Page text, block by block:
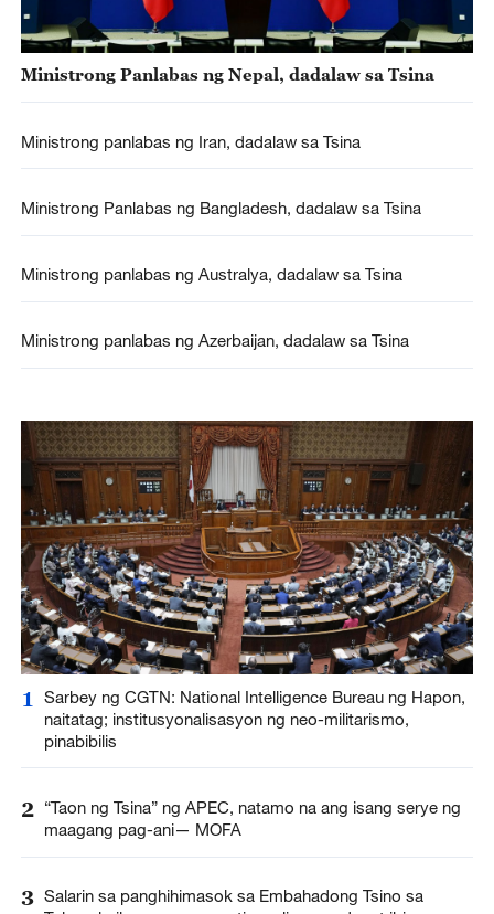
Ministrong Panlabas ng Nepal, dadalaw sa Tsina
Ministrong panlabas ng Iran, dadalaw sa Tsina
Ministrong Panlabas ng Bangladesh, dadalaw sa Tsina
Ministrong panlabas ng Australya, dadalaw sa Tsina
Ministrong panlabas ng Azerbaijan, dadalaw sa Tsina
1
Sarbey ng CGTN: National Intelligence Bureau ng Hapon,
naitatag; institusyonalisasyon ng neo-militarismo,
pinabibilis
2 “Taon ng Tsina” ng APEC, natamo na ang isang serye ng
maagang pag-ani— MOFA
3 Salarin sa panghihimasok sa Embahadong Tsino sa